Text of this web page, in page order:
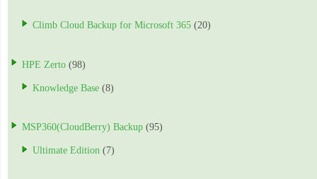
Climb Cloud Backup for Microsoft 365 (20)
HPE Zerto (98)
Knowledge Base (8)
MSP360(CloudBerry) Backup (95)
Ultimate Edition (7)